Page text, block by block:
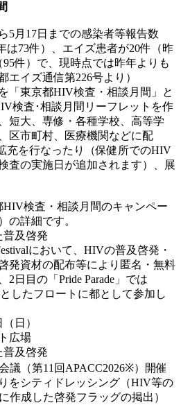
5月17日までの感染者等報告数
は73件）、エイズ患者が20件（昨
件）で、現時点では昨年よりも
エイズ通信第226号より）
「東京都HIV検査・相談月間」と
検査･相談月間リーフレットを作
短大、専修・各種学校、高等学
区市町村、医療機関などに配
充を行なったり（保健所でのHIV
査の実施日が追加されます）、展
検査・相談月間のキャンペー
の詳細です。
普及啓発
において、HIVの普及啓発・
発資材の配布等により匿名・無料
日目の「Pride Parade」では
したフロートに都として参加し
日）
広場
普及啓発
（第11回APACC2026※）開催
をシティドレッシング（HIV等の
作成した啓発フラッグの掲出）